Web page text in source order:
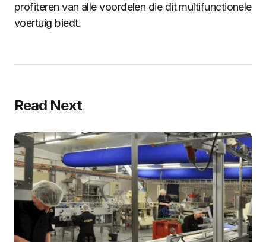
profiteren van alle voordelen die dit multifunctionele
voertuig biedt.
Read Next